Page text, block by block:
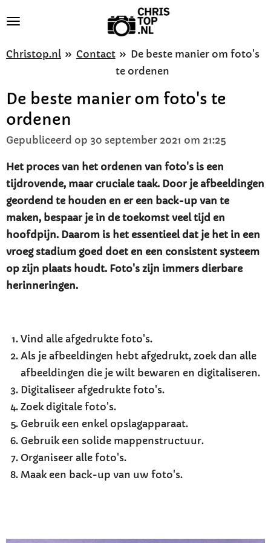
naar
Christop.nl » Contact » De beste manier om foto's
te ordenen
De beste manier om foto's te
ordenen
Gepubliceerd op 30 september 2021 om 21:25
Het proces van het ordenen van foto's is een
tijdrovende, maar cruciale taak. Door je afbeeldingen
geordend te houden en er een back-up van te
maken, bespaar je in de toekomst veel tijd en
hoofdpijn. Daarom is het essentieel dat je het in een
vroeg stadium goed doet en een consistent systeem
op zijn plaats houdt. Foto's zijn immers dierbare
herinneringen.
Vind alle afgedrukte foto's.
Als je afbeeldingen hebt afgedrukt, zoek dan alle
afbeeldingen die je wilt bewaren en digitaliseren.
Digitaliseer afgedrukte foto's.
Zoek digitale foto's.
Gebruik een enkel opslagapparaat.
Gebruik een solide mappenstructuur.
Organiseer alle foto's.
Maak een back-up van uw foto's.